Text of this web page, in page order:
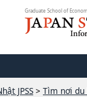
JPSS > Tìm nơi du